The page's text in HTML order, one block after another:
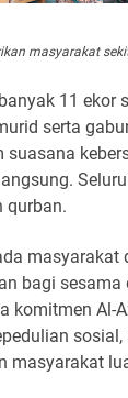
masyarakat
11 ekor
serta
qurban.
masyarakat
bagi
komitmen Al-
masyarakat